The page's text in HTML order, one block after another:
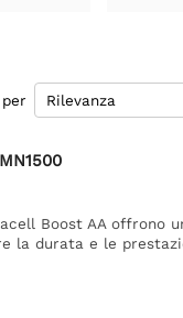
Boost AA offrono
la durata e le